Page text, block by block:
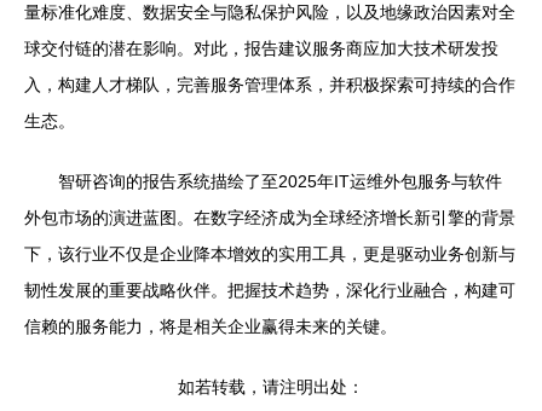
量标准化难度、数据安全与隐私保护风险，以及地缘政治因素对全
球交付链的潜在影响。对此，报告建议服务商应加大技术研发投
入，构建人才梯队，完善服务管理体系，并积极探索可持续的合作
生态。
智研咨询的报告系统描绘了至2025年IT运维外包服务与软件
外包市场的演进蓝图。在数字经济成为全球经济增长新引擎的背景
下，该行业不仅是企业降本增效的实用工具，更是驱动业务创新与
韧性发展的重要战略伙伴。把握技术趋势，深化行业融合，构建可
信赖的服务能力，将是相关企业赢得未来的关键。
如若转载，请注明出处：